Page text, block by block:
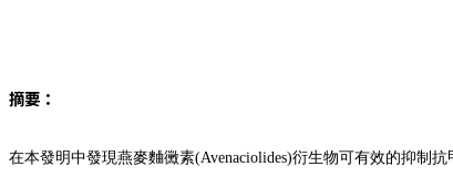
摘要：
在本發明中發現燕麥麯黴素(Avenaciolides)衍生物可有效的抑制